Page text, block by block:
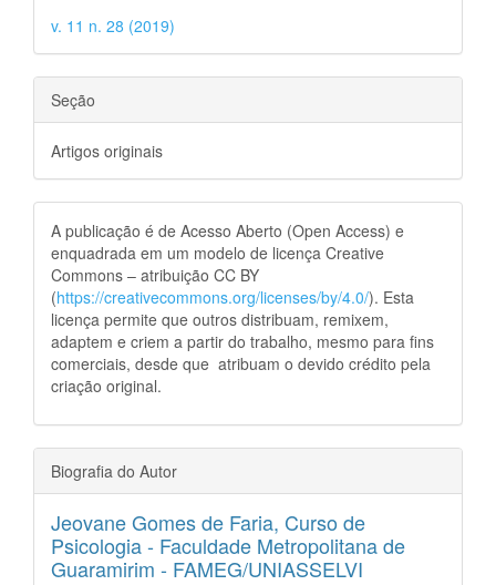
v. 11 n. 28 (2019)
Seção
Artigos originais
A publicação é de Acesso Aberto (Open Access) e
enquadrada em um modelo de licença Creative
Commons – atribuição CC BY
(https://creativecommons.org/licenses/by/4.0/). Esta
licença permite que outros distribuam, remixem,
adaptem e criem a partir do trabalho, mesmo para fins
comerciais, desde que atribuam o devido crédito pela
criação original.
Biografia do Autor
Jeovane Gomes de Faria, Curso de
Psicologia - Faculdade Metropolitana de
Guaramirim - FAMEG/UNIASSELVI